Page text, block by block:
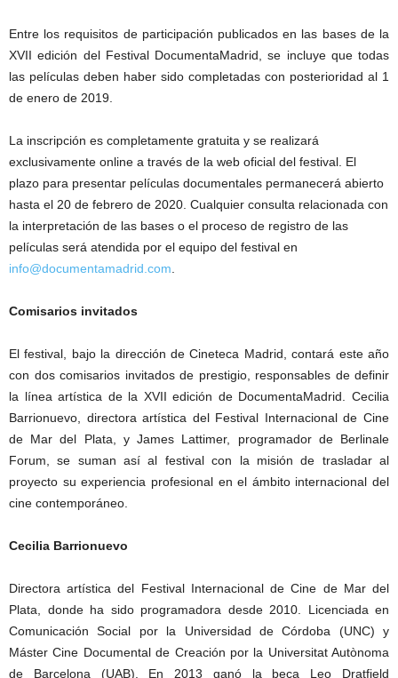
Entre los requisitos de participación publicados en las bases de la
XVII edición del Festival DocumentaMadrid, se incluye que todas
las películas deben haber sido completadas con posterioridad al 1
de enero de 2019.
La inscripción es completamente gratuita y se realizará
exclusivamente online a través de la web oficial del festival. El
plazo para presentar películas documentales permanecerá abierto
hasta el 20 de febrero de 2020. Cualquier consulta relacionada con
la interpretación de las bases o el proceso de registro de las
películas será atendida por el equipo del festival en
info@documentamadrid.com.
Comisarios invitados
El festival, bajo la dirección de Cineteca Madrid, contará este año
con dos comisarios invitados de prestigio, responsables de definir
la línea artística de la XVII edición de DocumentaMadrid. Cecilia
Barrionuevo, directora artística del Festival Internacional de Cine
de Mar del Plata, y James Lattimer, programador de Berlinale
Forum, se suman así al festival con la misión de trasladar al
proyecto su experiencia profesional en el ámbito internacional del
cine contemporáneo.
Cecilia Barrionuevo
Directora artística del Festival Internacional de Cine de Mar del
Plata, donde ha sido programadora desde 2010. Licenciada en
Comunicación Social por la Universidad de Córdoba (UNC) y
Máster Cine Documental de Creación por la Universitat Autònoma
de Barcelona (UAB). En 2013 ganó la beca Leo Dratfield